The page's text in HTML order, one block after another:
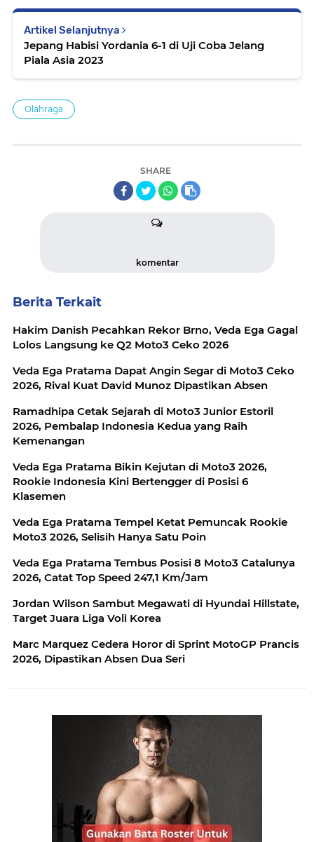
Artikel Selanjutnya
Jepang Habisi Yordania 6-1 di Uji Coba Jelang
Piala Asia 2023
Olahraga
SHARE
komentar
Berita Terkait
Hakim Danish Pecahkan Rekor Brno, Veda Ega Gagal
Lolos Langsung ke Q2 Moto3 Ceko 2026
Veda Ega Pratama Dapat Angin Segar di Moto3 Ceko
2026, Rival Kuat David Munoz Dipastikan Absen
Ramadhipa Cetak Sejarah di Moto3 Junior Estoril
2026, Pembalap Indonesia Kedua yang Raih
Kemenangan
Veda Ega Pratama Bikin Kejutan di Moto3 2026,
Rookie Indonesia Kini Bertengger di Posisi 6
Klasemen
Veda Ega Pratama Tempel Ketat Pemuncak Rookie
Moto3 2026, Selisih Hanya Satu Poin
Veda Ega Pratama Tembus Posisi 8 Moto3 Catalunya
2026, Catat Top Speed 247,1 Km/Jam
Jordan Wilson Sambut Megawati di Hyundai Hillstate,
Target Juara Liga Voli Korea
Marc Marquez Cedera Horor di Sprint MotoGP Prancis
2026, Dipastikan Absen Dua Seri